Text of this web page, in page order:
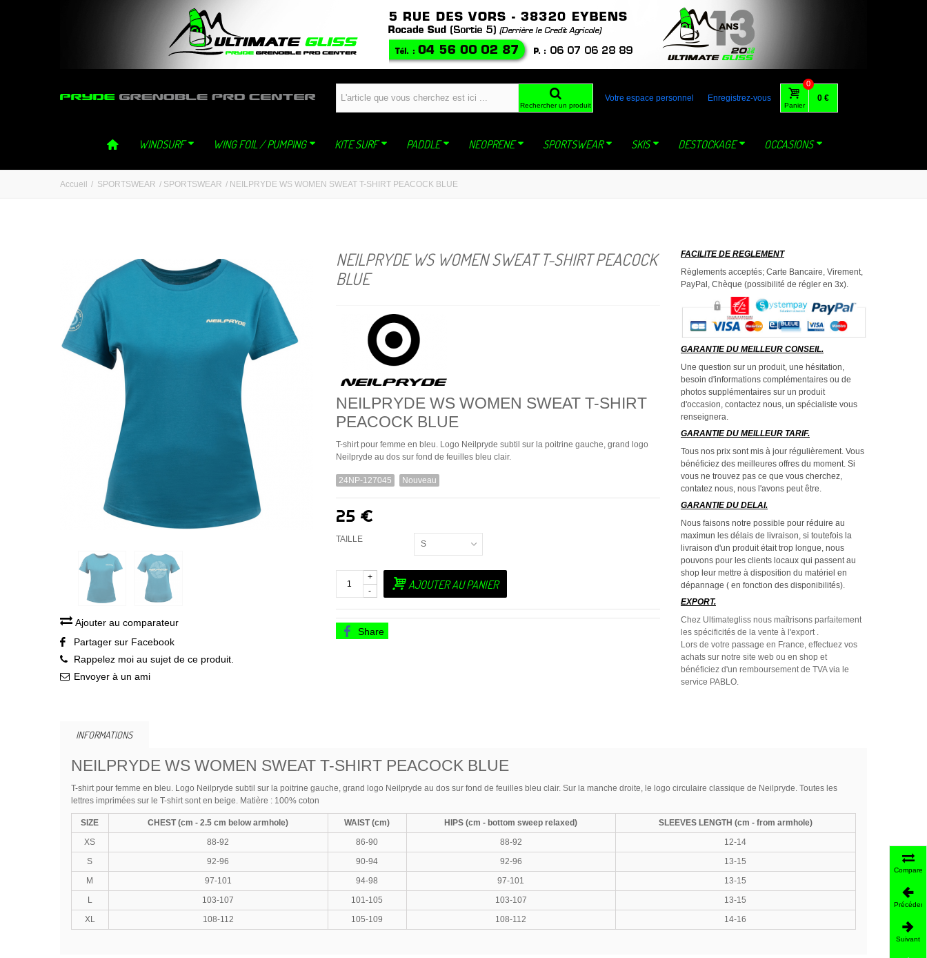
Rechercher un produit
Votre espace personnel Enregistrez-vous
Panier
0
0 €
WINDSURF WING FOIL / PUMPING KITE SURF PADDLE NEOPRENE SPORTSWEAR SKIS DESTOCKAGE OCCASIONS
Accueil / SPORTSWEAR / SPORTSWEAR / NEILPRYDE WS WOMEN SWEAT T-SHIRT PEACOCK BLUE
Ajouter au comparateur
Partager sur Facebook
Rappelez moi au sujet de ce produit.
Envoyer à un ami
NEILPRYDE WS WOMEN SWEAT T-SHIRT PEACOCK
BLUE
NEILPRYDE WS WOMEN SWEAT T-SHIRT
PEACOCK BLUE
T-shirt pour femme en bleu. Logo Neilpryde subtil sur la poitrine gauche, grand logo
Neilpryde au dos sur fond de feuilles bleu clair.
24NP-127045 Nouveau
25 €
TAILLE S
-
+ AJOUTER AU PANIER
Share
FACILITE DE REGLEMENT
Règlements acceptés; Carte Bancaire, Virement,
PayPal, Chèque (possibilité de régler en 3x).
GARANTIE DU MEILLEUR CONSEIL.
Une question sur un produit, une hésitation,
besoin d'informations complémentaires ou de
photos supplémentaires sur un produit
d'occasion, contactez nous, un spécialiste vous
renseignera.
GARANTIE DU MEILLEUR TARIF.
Tous nos prix sont mis à jour régulièrement. Vous
bénéficiez des meilleures offres du moment. Si
vous ne trouvez pas ce que vous cherchez,
contatez nous, nous l'avons peut être.
GARANTIE DU DELAI.
Nous faisons notre possible pour réduire au
maximun les délais de livraison, si toutefois la
livraison d'un produit était trop longue, nous
pouvons pour les clients locaux qui passent au
shop leur mettre à disposition du matériel en
dépannage ( en fonction des disponibilités).
EXPORT.
Chez Ultimategliss nous maîtrisons parfaitement
les spécificités de la vente à l'export .
Lors de votre passage en France, effectuez vos
achats sur notre site web ou en shop et
bénéficiez d'un remboursement de TVA via le
service PABLO.
INFORMATIONS
NEILPRYDE WS WOMEN SWEAT T-SHIRT PEACOCK BLUE
T-shirt pour femme en bleu. Logo Neilpryde subtil sur la poitrine gauche, grand logo Neilpryde au dos sur fond de feuilles bleu clair. Sur la manche droite, le logo circulaire classique de Neilpryde. Toutes les
lettres imprimées sur le T-shirt sont en beige. Matière : 100% coton
SIZE CHEST (cm - 2.5 cm below armhole) WAIST (cm) HIPS (cm - bottom sweep relaxed)
SLEEVES LENGTH (cm - from armhole)
XS
88-92 86-90 88-92
12-14
S
92-96 90-94 92-96
13-15
M
97-101 94-98 97-101
13-15
L
103-107 101-105 103-107
13-15
XL
108-112 105-109 108-112 14-16
Comparer
Précédent
Suivant